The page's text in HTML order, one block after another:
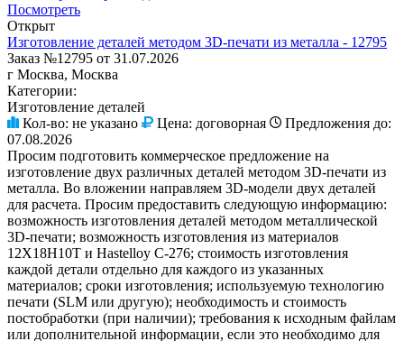
Посмотреть
Открыт
Изготовление деталей методом 3D-печати из металла - 12795
Заказ №12795 от 31.07.2026
г Москва, Москва
Категории:
Изготовление деталей
Кол-во: не указано Цена: договорная
Предложения до:
07.08.2026
Просим подготовить коммерческое предложение на
изготовление двух различных деталей методом 3D-печати из
металла. Во вложении направляем 3D-модели двух деталей
для расчета. Просим предоставить следующую информацию:
возможность изготовления деталей методом металлической
3D-печати; возможность изготовления из материалов
12Х18Н10Т и Hastelloy C-276; стоимость изготовления
каждой детали отдельно для каждого из указанных
материалов; сроки изготовления; используемую технологию
печати (SLM или другую); необходимость и стоимость
постобработки (при наличии); требования к исходным файлам
или дополнительной информации, если это необходимо для